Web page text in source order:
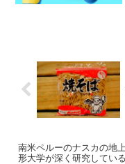
南米ペルーのナスカの地
形大学が深く研究してい